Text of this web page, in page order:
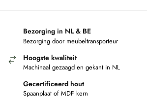
Bezorging in NL & BE
Bezorging door meubeltransporteur
Hoogste kwaliteit
Machinaal gezaagd en gekant in NL
Gecertificeerd hout
Spaanplaat of MDF kern